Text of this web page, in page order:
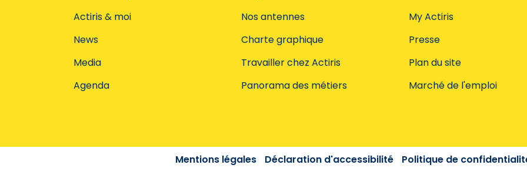
Actiris & moi
News
Media
Agenda
Nos antennes
Charte graphique
Travailler chez Actiris
Panorama des métiers
My Actiris
Presse
Plan du site
Marché de l'emploi
Mentions légales Déclaration d'accessibilité Politique de